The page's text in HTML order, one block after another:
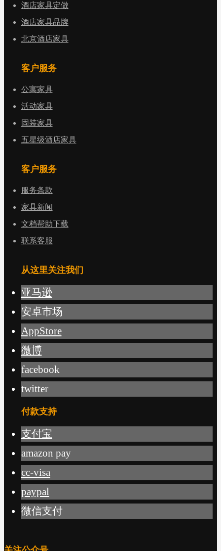
酒店家具定做
酒店家具品牌
北京酒店家具
客户服务
公寓家具
活动家具
固装家具
五星级酒店家具
客户服务
服务条款
家具新闻
文档帮助下载
联系客服
从这里关注我们
亚马逊
安卓市场
AppStore
微博
facebook
twitter
付款支持
支付宝
amazon pay
cc-visa
paypal
微信支付